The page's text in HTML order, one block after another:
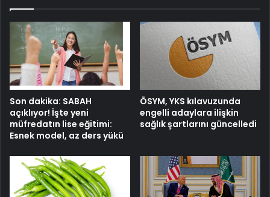
Son dakika: SABAH
açıklıyor! İşte yeni
müfredatın lise eğitimi:
Esnek model, az ders yükü
ÖSYM, YKS kılavuzunda
engelli adaylara ilişkin
sağlık şartlarını güncelledi